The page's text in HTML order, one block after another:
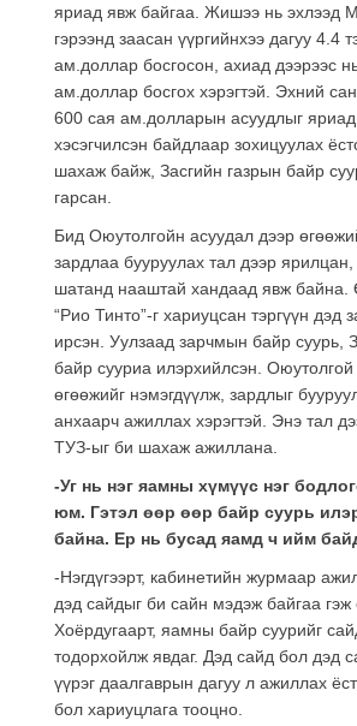
яриад явж байгаа. Жишээ нь эхлээд
гэрээнд заасан үүргийнхээ дагуу 4.4
ам.доллар босгосон, ахиад дээрээс
ам.доллар босгох хэрэгтэй. Эхний
600 сая ам.долларын асуудлыг
хэсэгчилсэн байдлаар зохицуулах
шахаж байж, Засгийн газрын байр
гарсан.
Бид Оюутолгойн асуудал дээр
зардлаа бууруулах тал дээр
шатанд нааштай хандаад явж байна.
“Рио Тинто”-г хариуцсан тэргүүн дэд
ирсэн. Уулзаад зарчмын байр суурь,
байр сууриа илэрхийлсэн.
өгөөжийг нэмэгдүүлж, зардлыг
анхаарч ажиллах хэрэгтэй. Энэ тал
ТУЗ-ыг би шахаж ажиллана.
-Уг нь нэг яамны хүмүүс нэг
юм. Гэтэл өөр өөр байр суурь
байна. Ер нь бусад яамд ч ийм
-Нэгдүгээрт, кабинетийн журмаар
дэд сайдыг би сайн мэдэж байгаа гэж
Хоёрдугаарт, яамны байр суурийг
тодорхойлж явдаг. Дэд сайд бол дэд
үүрэг даалгаврын дагуу л ажиллах
бол хариуцлага тооцно.